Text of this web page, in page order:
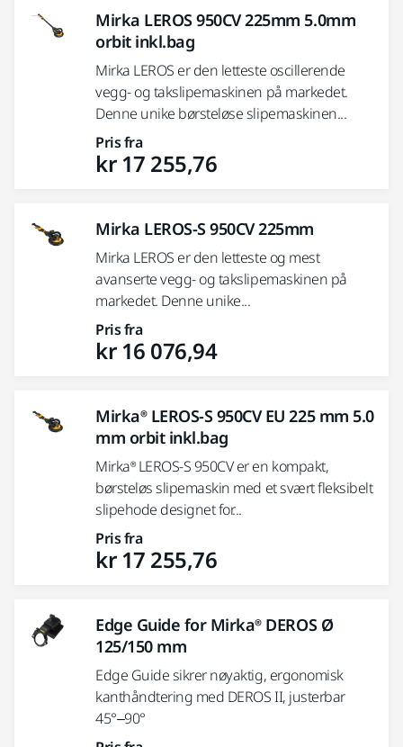
Mirka LEROS 950CV 225mm 5.0mm
orbit inkl.bag
Mirka LEROS er den letteste oscillerende
vegg- og takslipemaskinen på markedet.
Denne unike børsteløse slipemaskinen...
Pris fra
kr 17 255,76
Mirka LEROS-S 950CV 225mm
Mirka LEROS er den letteste og mest
avanserte vegg- og takslipemaskinen på
markedet. Denne unike...
Pris fra
kr 16 076,94
Mirka® LEROS-S 950CV EU 225 mm 5.0
mm orbit inkl.bag
Mirka® LEROS-S 950CV er en kompakt,
børsteløs slipemaskin med et svært fleksibelt
slipehode designet for...
Pris fra
kr 17 255,76
Edge Guide for Mirka® DEROS Ø
125/150 mm
Edge Guide sikrer nøyaktig, ergonomisk
kanthåndtering med DEROS II, justerbar
45°–90°